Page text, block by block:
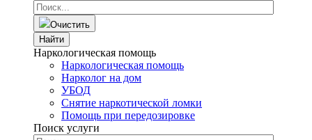
Очистить
Найти
Наркологическая помощь
Наркологическая помощь
Нарколог на дом
УБОД
Снятие наркотической ломки
Помощь при передозировке
Поиск услуги